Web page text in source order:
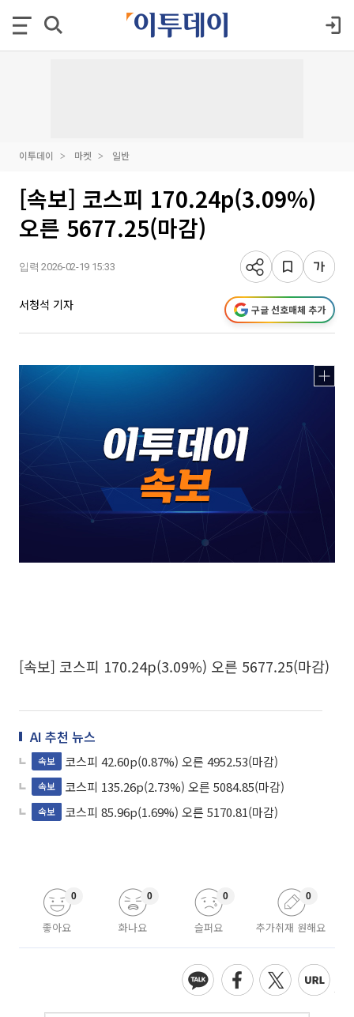
이투데이 마켓 일반
[속보] 코스피 170.24p(3.09%)
오른 5677.25(마감)
입력 2026-02-19 15:33
서청석 기자 구글 선호매체 추가
[속보] 코스피 170.24p(3.09%) 오른 5677.25(마감)
AI 추천 뉴스
속보 코스피 42.60p(0.87%) 오른 4952.53(마감)
속보 코스피 135.26p(2.73%) 오른 5084.85(마감)
속보 코스피 85.96p(1.69%) 오른 5170.81(마감)
좋아요
0
화나요
0
슬퍼요
0
추가취재 원해요
0